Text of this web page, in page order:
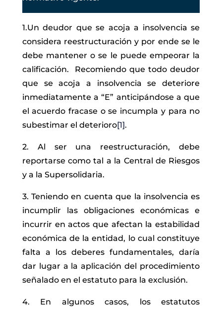
1.Un deudor que se acoja a insolvencia se
considera reestructuración y por ende se le
debe mantener o se le puede empeorar la
calificación. Recomiendo que todo deudor
que se acoja a insolvencia se deteriore
inmediatamente a “E” anticipándose a que
el acuerdo fracase o se incumpla y para no
subestimar el deterioro[1].
2. Al ser una reestructuración, debe
reportarse como tal a la Central de Riesgos
y a la Supersolidaria.
3. Teniendo en cuenta que la insolvencia es
incumplir las obligaciones económicas e
incurrir en actos que afectan la estabilidad
económica de la entidad, lo cual constituye
falta a los deberes fundamentales, daría
dar lugar a la aplicación del procedimiento
señalado en el estatuto para la exclusión.
4. En algunos casos, los estatutos